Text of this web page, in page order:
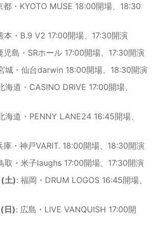
都・KYOTO MUSE 18:00開場、18:30
本・B.9 V2 17:00開場、17:30開演
児島・SRホール 17:00開場、17:30開演
城・仙台darwin 18:00開場、18:30開演
海道・CASINO DRIVE 17:00開場、
海道・PENNY LANE24 16:45開場、
庫・神戸VARIT. 18:00開場、18:30開演
取・米子laughs 17:00開場、17:30開演
土): 福岡・DRUM LOGOS 16:45開場、
日): 広島・LIVE VANQUISH 17:00開